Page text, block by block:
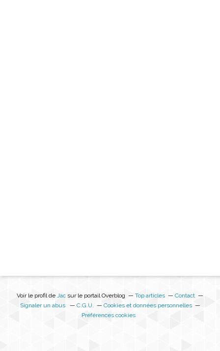
Voir le profil de Jac sur le portail Overblog Top articles
Contact
Signaler un abus
C.G.U.
Cookies et données personnelles
Préférences cookies